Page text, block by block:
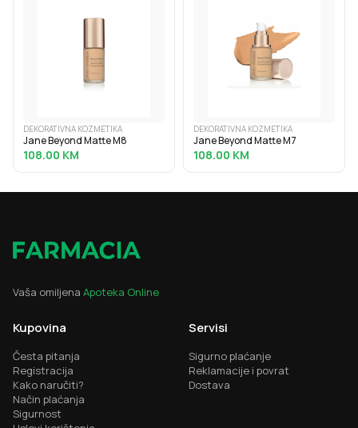
DEKORATIVNA KOZMETIKA
Jane Beyond Matte M8
108.00 KM
DEKORATIVNA KOZMETIKA
Jane Beyond Matte M7
108.00 KM
Vaša omiljena Apoteka Online
Kupovina
Česta pitanja
Registracija
Kako naručiti?
Način plaćanja
Sigurnost
Servisi
Sigurno plaćanje
Reklamacije i povrat
Dostava